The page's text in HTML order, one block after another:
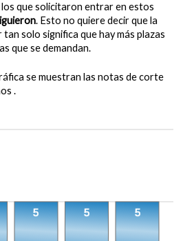
que solicitaron entrar en estos
. Esto no quiere decir que la
solo significa que hay más plazas
que se demandan.
se muestran las notas de corte
.
5 5 5